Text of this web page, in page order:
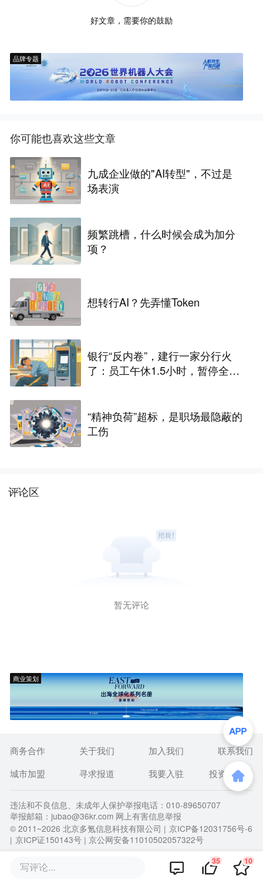
好文章，需要你的鼓励
品牌专题
你可能也喜欢这些文章
九成企业做的"AI转型"，不过是
场表演
频繁跳槽，什么时候会成为加分
项？
想转行AI？先弄懂Token
银行“反内卷”，建行一家分行火
了：员工午休1.5小时，暂停全部
不敢第一个休
“精神负荷”超标，是职场最隐蔽的
工伤
评论区
暂无评论
商业策划
写评论... 35 10
商务合作 关于我们 加入我们
联系我们
城市加盟
寻求报道 我要入驻 投资者关系
违法和不良信息、未成年人保护举报电话：010-89650707
举报邮箱：jubao@36kr.com 网上有害信息举报
© 2011~2026 北京多氪信息科技有限公司 | 京ICP备12031756号-6
| 京ICP证150143号 | 京公网安备11010502057322号